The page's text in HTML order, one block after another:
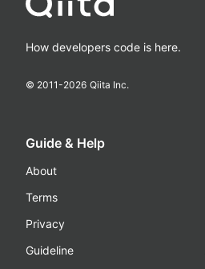
How developers code is here.
© 2011-2026 Qiita Inc.
Guide & Help
About
Terms
Privacy
Guideline